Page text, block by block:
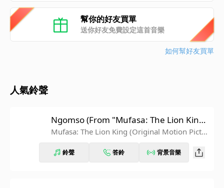
幫你的好友買單
送你好友免費設定這首音樂
如何幫好友買單
人氣鈴聲
Ngomso (From "Mufasa: The Lion Kin
g"/Soundtrack Version)
Mufasa: The Lion King (Original Motion Pictur
鈴聲 答鈴 背景音樂